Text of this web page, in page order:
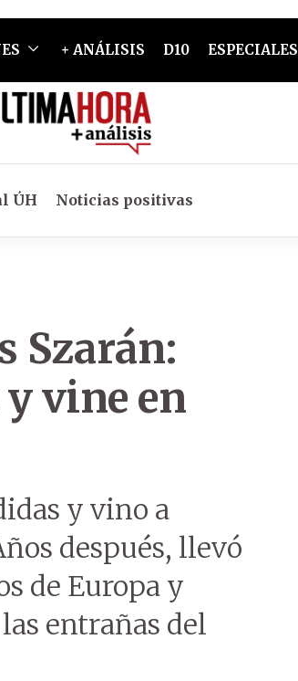
+ ANÁLISIS D10 ESPECIALES
ÚH Noticias positivas
Szarán:
vine en
y vino a
después, llevó
de Europa y
entrañas del